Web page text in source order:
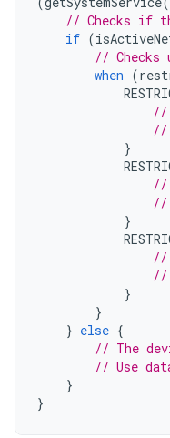
// Checks if
if (
// Checks
when (
//
//
}
//
//
}
//
//
}
}
} else {
// The
// Use
}
}